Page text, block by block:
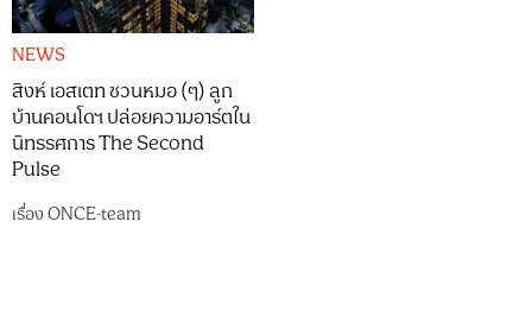
NEWS
สิงห์ เอสเตท ชวนหมอ (ๆ) ลูก
บ้านคอนโดฯ ปล่อยความอาร์ตใน
นิทรรศการ The Second
Pulse
เรื่องONCE-team